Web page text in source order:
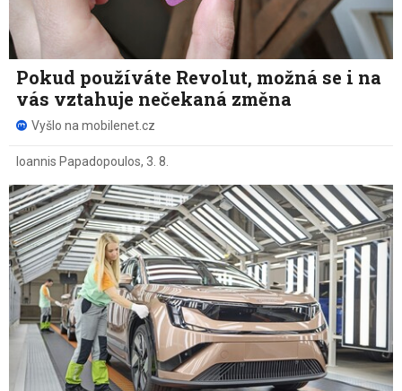
Pokud používáte Revolut, možná se i na
vás vztahuje nečekaná změna
Vyšlo na mobilenet.cz
Ioannis Papadopoulos, 3. 8.